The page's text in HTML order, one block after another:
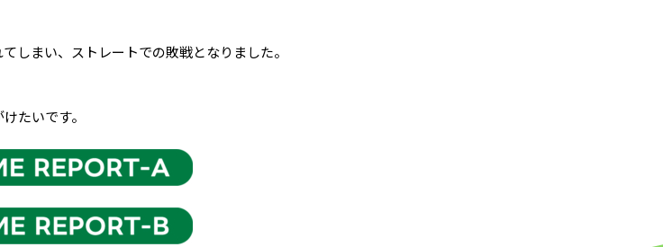
しまい、ストレートでの敗戦となりました。
たいです。